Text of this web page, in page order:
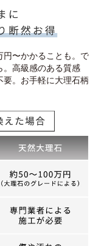
円〜かかることも。で
。高級感のある質感
要。お手軽に大理石柄